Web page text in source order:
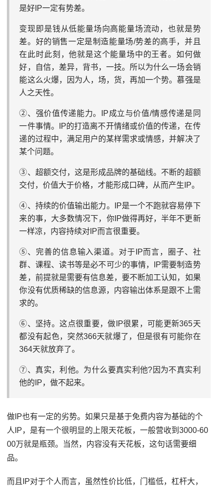
是好IP一定有势差。
变现即是钱从低能量场向高能量场流动，也就是势
差。好的销售一定是制造能量场/势差的高手，并且
在此时此刻，他就是这个能量场中的王者。如何做
好，自信，差异，背书，一技。所以为什么一场会销
能这么火爆，因为人，场，货，再加一个势。慕强是
人之天性。
②、强价值传递能力。IP成立与价值/情感传递是同
一件事情。IP的打造离不开情绪或价值的传递，在传
递的过程中，满足用户的某样需求或情感，并解决了
某个问题。
③、超额交付，这是形成品牌的基础线。不断的超额
交付，价值大于价格，才能形成口碑，从而产生IP。
④、持续的价值输出能力。IP是一个不跑就容易停下
来的事，大多数情况下，你IP做得再好，半年不更新
一样凉，内容持续对IP而言很重要。
⑤、完善的信息输入渠道。对于IP而言，圈子、社
群、课程、读书等是必不可少的事情，IP需要制造势
差，前提就是需要有信息差，要不断加工认知，如果
你没有优质稀缺的信息源，内容输出体系是跟不上需
求的。
⑥、坚持。这点很重要，做IP很累，可能更新365天
都没有起色，突然366天就爆了，但是很有可能你在
364天就放弃了。
⑦、真实，利他。为什么要真实利他?因为不真实利
他的IP，做不起来。
做IP也有一定的劣势。如果只是基于免费内容为基础的个
人IP，是有一个很明显的上限天花板，一般营收到3000-60
00万就是瓶颈。当然，内容没有天花板，这句话需要细
品。
而且IP对于个人而言，虽然性价比低，门槛低，杠杆大，